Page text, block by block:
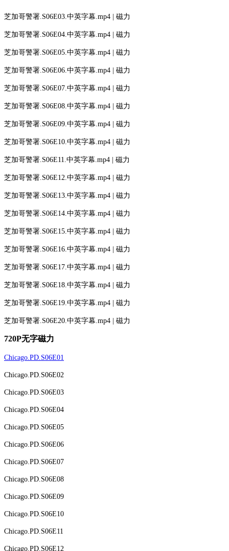
芝加哥警署.S06E03.中英字幕.mp4 | 磁力
芝加哥警署.S06E04.中英字幕.mp4 | 磁力
芝加哥警署.S06E05.中英字幕.mp4 | 磁力
芝加哥警署.S06E06.中英字幕.mp4 | 磁力
芝加哥警署.S06E07.中英字幕.mp4 | 磁力
芝加哥警署.S06E08.中英字幕.mp4 | 磁力
芝加哥警署.S06E09.中英字幕.mp4 | 磁力
芝加哥警署.S06E10.中英字幕.mp4 | 磁力
芝加哥警署.S06E11.中英字幕.mp4 | 磁力
芝加哥警署.S06E12.中英字幕.mp4 | 磁力
芝加哥警署.S06E13.中英字幕.mp4 | 磁力
芝加哥警署.S06E14.中英字幕.mp4 | 磁力
芝加哥警署.S06E15.中英字幕.mp4 | 磁力
芝加哥警署.S06E16.中英字幕.mp4 | 磁力
芝加哥警署.S06E17.中英字幕.mp4 | 磁力
芝加哥警署.S06E18.中英字幕.mp4 | 磁力
芝加哥警署.S06E19.中英字幕.mp4 | 磁力
芝加哥警署.S06E20.中英字幕.mp4 | 磁力
720P无字磁力
Chicago.PD.S06E01
Chicago.PD.S06E02
Chicago.PD.S06E03
Chicago.PD.S06E04
Chicago.PD.S06E05
Chicago.PD.S06E06
Chicago.PD.S06E07
Chicago.PD.S06E08
Chicago.PD.S06E09
Chicago.PD.S06E10
Chicago.PD.S06E11
Chicago.PD.S06E12